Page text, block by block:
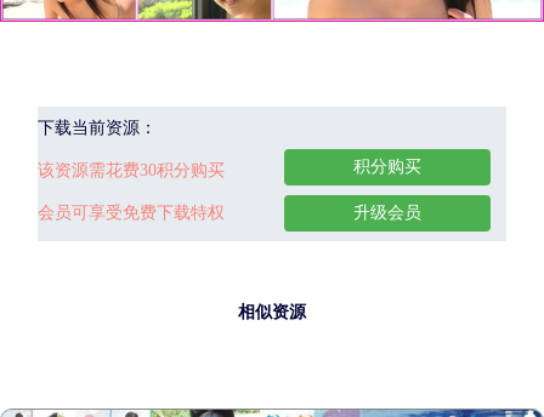
下载当前资源：
该资源需花费30积分购买
会员可享受免费下载特权
积分购买
升级会员
相似资源